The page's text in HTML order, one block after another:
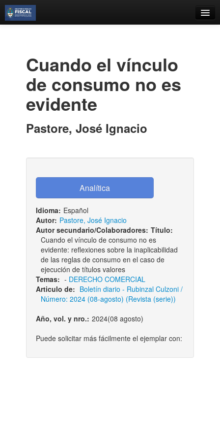
Estantes Virtuales
Contacto
Cuando el vínculo
de consumo no es
evidente
Pastore, José Ignacio
Idioma: Español
Autor: Pastore, José Ignacio
Autor secundario/Colaboradores: Título:
Cuando el vínculo de consumo no es
evidente: reflexiones sobre la inaplicabilidad
de las reglas de consumo en el caso de
ejecución de títulos valores
Temas: - DERECHO COMERCIAL
Articulo de: Boletí­n diario - Rubinzal Culzoni /
Número: 2024 (08-agosto) (Revista (serie))
Año, vol. y nro.: 2024(08 agosto)
Puede solicitar más fácilmente el ejemplar con: